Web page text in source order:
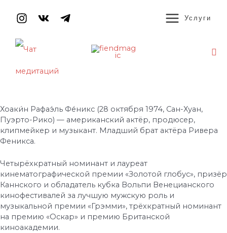
содержимому
Услуги
Хоаки́н Рафаэ́ль Фе́никс (28 октября 1974, Сан-Хуан,
Пуэрто-Рико) — американский актёр, продюсер,
клипмейкер и музыкант. Младший брат актёра Ривера
Феникса.
Четырёхкратный номинант и лауреат
кинематографической премии «Золотой глобус», призёр
Каннского и обладатель кубка Вольпи Венецианского
кинофестивалей за лучшую мужскую роль и
музыкальной премии «Грэмми», трёхкратный номинант
на премию «Оскар» и премию Британской
киноакадемии.
Навигация